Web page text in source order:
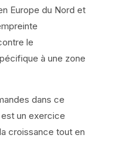
Europe du Nord et
le
à une zone
dans ce
un exercice
croissance tout en